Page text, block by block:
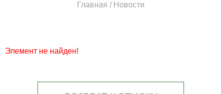
Главная / Новости
Элемент не найден!